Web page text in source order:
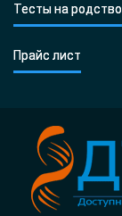
Тесты на родство
Прайс лист